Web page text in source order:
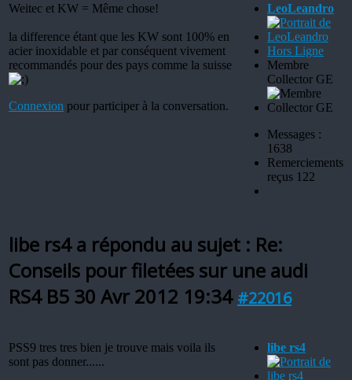
Weitec et KW = Même chose!
la difference étant que les KW sont 100% en
acier inoxidable et par conséquent vivement
recommandés pour des pays comme la suisse
Connexion pour participer à la conversation.
LeoLeandro
Hors Ligne
Membre
Collector GE
Messages :
1638
Remerciements
reçus 122
libe rs4 a répondu au sujet : Re:
Conseils pour filetées sur une audi
RS4 B5 30 Avr 2012 19:34 #22016
PSS9 tres tres bien je trouve mais voila ils
sont pas donner......
libe rs4